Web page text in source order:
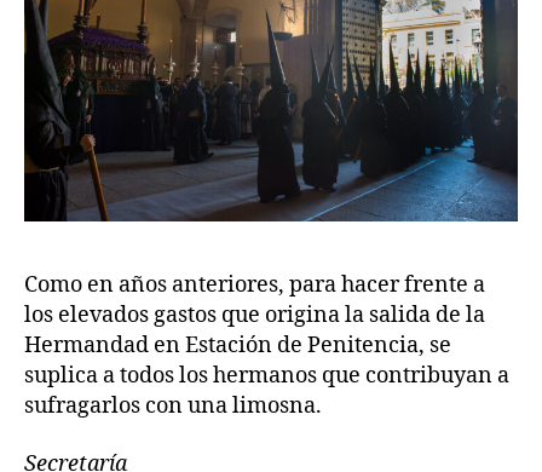
Como en años anteriores, para hacer frente a
los elevados gastos que origina la salida de la
Hermandad en Estación de Penitencia, se
suplica a todos los hermanos que contribuyan a
sufragarlos con una limosna.
Secretaría